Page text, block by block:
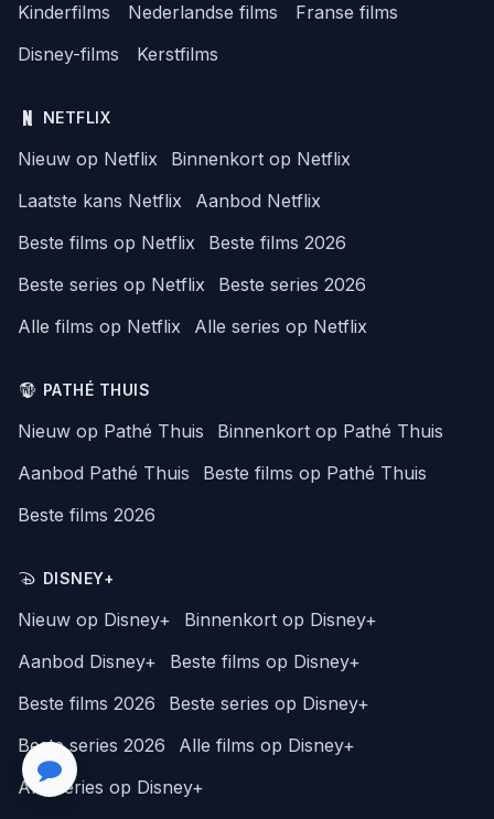
Kinderfilms
Nederlandse films
Franse films
Disney-films
Kerstfilms
NETFLIX
Nieuw op Netflix
Binnenkort op Netflix
Laatste kans Netflix
Aanbod Netflix
Beste films op Netflix
Beste films 2026
Beste series op Netflix
Beste series 2026
Alle films op Netflix
Alle series op Netflix
PATHÉ THUIS
Nieuw op Pathé Thuis
Binnenkort op Pathé Thuis
Aanbod Pathé Thuis
Beste films op Pathé Thuis
Beste films 2026
DISNEY+
Nieuw op Disney+
Binnenkort op Disney+
Aanbod Disney+
Beste films op Disney+
Beste films 2026
Beste series op Disney+
Beste series 2026
Alle films op Disney+
Alle series op Disney+